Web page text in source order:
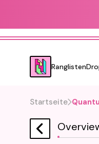
Ranglisten
Startseite